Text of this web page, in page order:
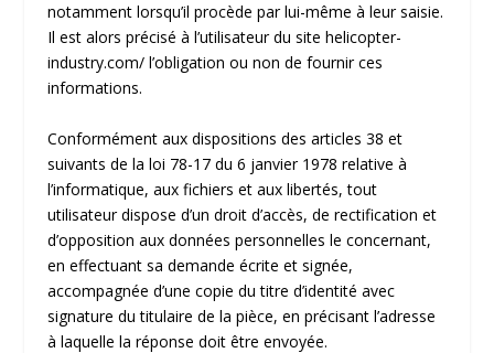
notamment lorsqu’il procède par lui-même à leur saisie.
Il est alors précisé à l’utilisateur du site helicopter-
industry.com/l’obligation ou non de fournir ces
informations.
Conformément aux dispositions des articles 38 et
suivants de la loi 78-17 du 6 janvier 1978 relative à
l’informatique, aux fichiers et aux libertés, tout
utilisateur dispose d’un droit d’accès, de rectification et
d’opposition aux données personnelles le concernant,
en effectuant sa demande écrite et signée,
accompagnée d’une copie du titre d’identité avec
signature du titulaire de la pièce, en précisant l’adresse
à laquelle la réponse doit être envoyée.